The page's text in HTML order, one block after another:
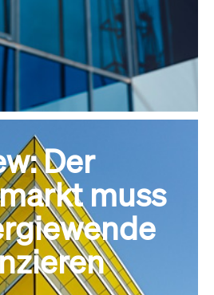
Der
muss